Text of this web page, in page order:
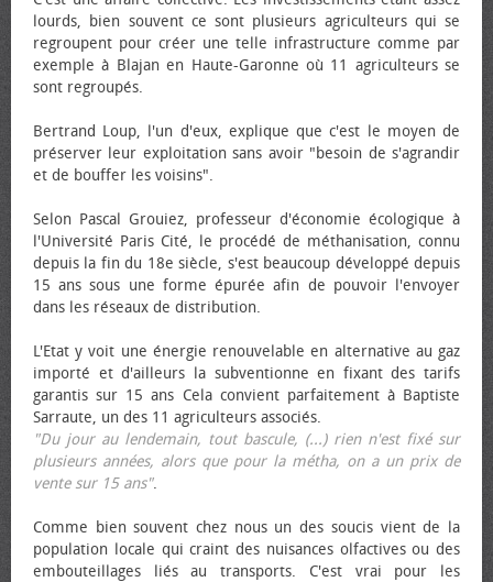
lourds, bien souvent ce sont plusieurs agriculteurs qui se
regroupent pour créer une telle infrastructure comme par
exemple à Blajan en Haute-Garonne où 11 agriculteurs se
sont regroupés.
Bertrand Loup, l'un d'eux, explique que c'est le moyen de
préserver leur exploitation sans avoir "besoin de s'agrandir
et de bouffer les voisins".
Selon Pascal Grouiez, professeur d'économie écologique à
l'Université Paris Cité, le procédé de méthanisation, connu
depuis la fin du 18e siècle, s'est beaucoup développé depuis
15 ans sous une forme épurée afin de pouvoir l'envoyer
dans les réseaux de distribution.
L'Etat y voit une énergie renouvelable en alternative au gaz
importé et d'ailleurs la subventionne en fixant des tarifs
garantis sur 15 ans Cela convient parfaitement à Baptiste
Sarraute, un des 11 agriculteurs associés.
"Du jour au lendemain, tout bascule, (...) rien n'est fixé sur
plusieurs années, alors que pour la métha, on a un prix de
vente sur 15 ans".
Comme bien souvent chez nous un des soucis vient de la
population locale qui craint des nuisances olfactives ou des
embouteillages liés au transports. C'est vrai pour les